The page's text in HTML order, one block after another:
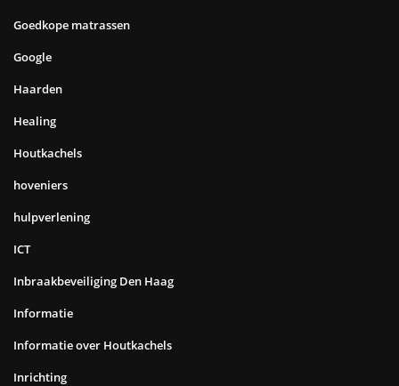
Goedkope matrassen
Google
Haarden
Healing
Houtkachels
hoveniers
hulpverlening
ICT
Inbraakbeveiliging Den Haag
Informatie
Informatie over Houtkachels
Inrichting